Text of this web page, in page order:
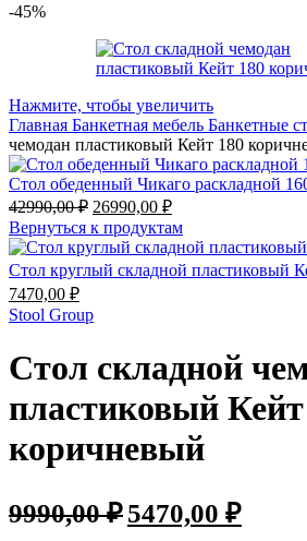
-45%
Нажмите, чтобы увеличить
Главная Банкетная мебель Банкетные
чемодан пластиковый Кейт 180
Стол обеденный Чикаго раскладной
42990,00₽ 26990,00 ₽
Вернуться к продуктам
Стол круглый складной пластиковый
7470,00 ₽
Stool Group
Стол складной
пластиковый Кейт
коричневый
9990,00₽5470,00 ₽